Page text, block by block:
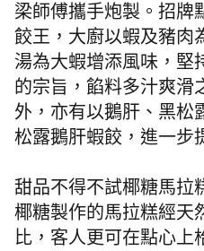
梁師傅攜手炮製。 招牌
餃王， 大廚以蝦及豬肉
湯為大蝦增添風味， 堅
的宗旨，餡料多汁爽滑
外，亦有以鵝肝、 黑松
松露鵝肝蝦餃，進一步
甜品不得不試椰糖馬拉
椰糖製作的馬拉糕經天
比， 客人更可在點心上